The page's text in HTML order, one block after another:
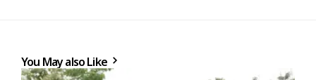
You May also Like